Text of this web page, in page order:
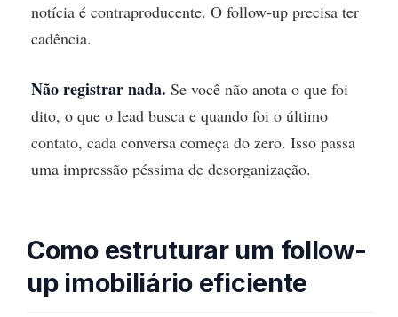
notícia é contraproducente. O follow-up precisa ter
cadência.
Não registrar nada. Se você não anota o que foi
dito, o que o lead busca e quando foi o último
contato, cada conversa começa do zero. Isso passa
uma impressão péssima de desorganização.
Como estruturar um follow-
up imobiliário eficiente